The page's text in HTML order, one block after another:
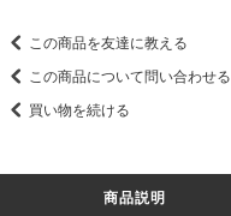
この商品を友達に教える
この商品について問い合わせる
買い物を続ける
商品説明